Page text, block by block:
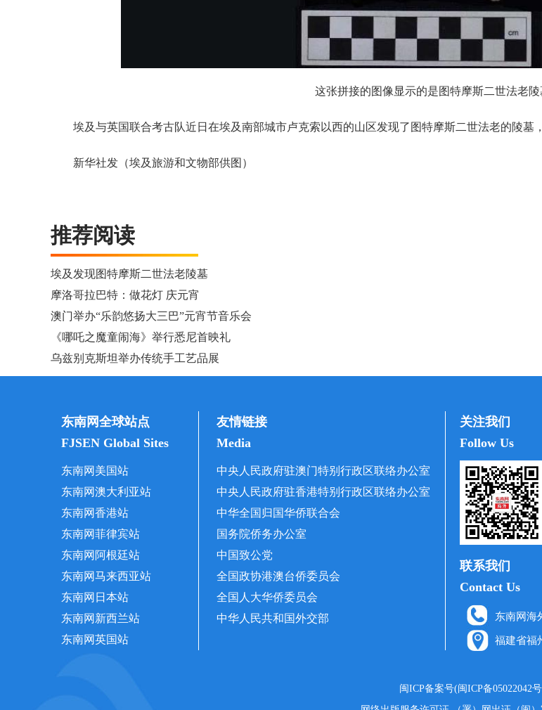
这张拼接的图像显示的是图特摩斯二世法老陵
埃及与英国联合考古队近日在埃及南部城市卢克索以西的山区发现了图特摩斯二世法老的陵墓
新华社发（埃及旅游和文物部供图）
推荐阅读
埃及发现图特摩斯二世法老陵墓
摩洛哥拉巴特：做花灯 庆元宵
澳门举办“乐韵悠扬大三巴”元宵节音乐会
《哪吒之魔童闹海》举行悉尼首映礼
乌兹别克斯坦举办传统手工艺品展
东南网全球站点
FJSEN Global Sites
东南网美国站
东南网澳大利亚站
东南网香港站
东南网菲律宾站
东南网阿根廷站
东南网马来西亚站
东南网日本站
东南网新西兰站
东南网英国站
友情链接
Media
中央人民政府驻澳门特别行政区联络办公室
中央人民政府驻香港特别行政区联络办公室
中华全国归国华侨联合会
国务院侨务办公室
中国致公党
全国政协港澳台侨委员会
全国人大华侨委员会
中华人民共和国外交部
关注我们
Follow Us
联系我们
Contact Us
东南网海
福建省福
闽ICP备案号(闽ICP备05022042